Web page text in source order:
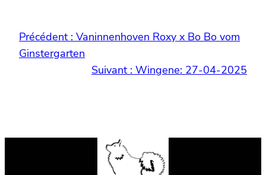
Précédent : Vaninnenhoven Roxy x Bo Bo vom
Ginstergarten
Suivant : Wingene: 27-04-2025